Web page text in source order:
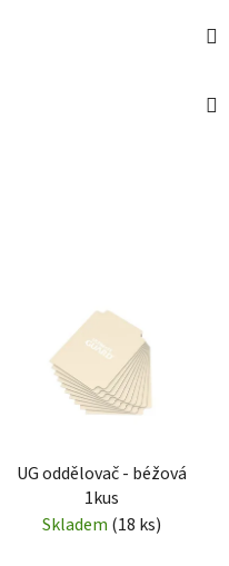
UG oddělovač - béžová
1kus
Skladem (18 ks)